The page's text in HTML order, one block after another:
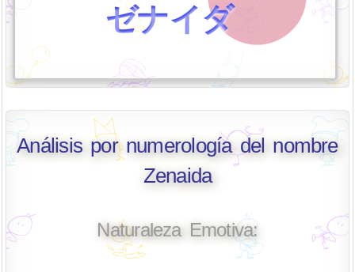
ゼナイダ
Análisis por numerología del nombre
Zenaida
Naturaleza Emotiva: